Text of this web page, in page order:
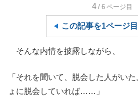
4 /6 ページ目
この記事を1ページ
そんな内情を披露しながら、
「それを聞いて、脱会した人がい
ょに脱会していれば……」